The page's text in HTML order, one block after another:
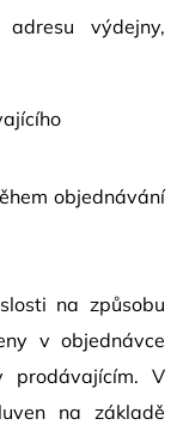
výdejny,
objednávání
na způsobu
v objednávce
prodávajícím. V
na základě